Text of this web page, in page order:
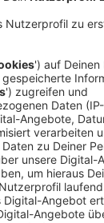
und bei der
angemeldet
31 Verstöße
fehlender bzw.
Zudem
und